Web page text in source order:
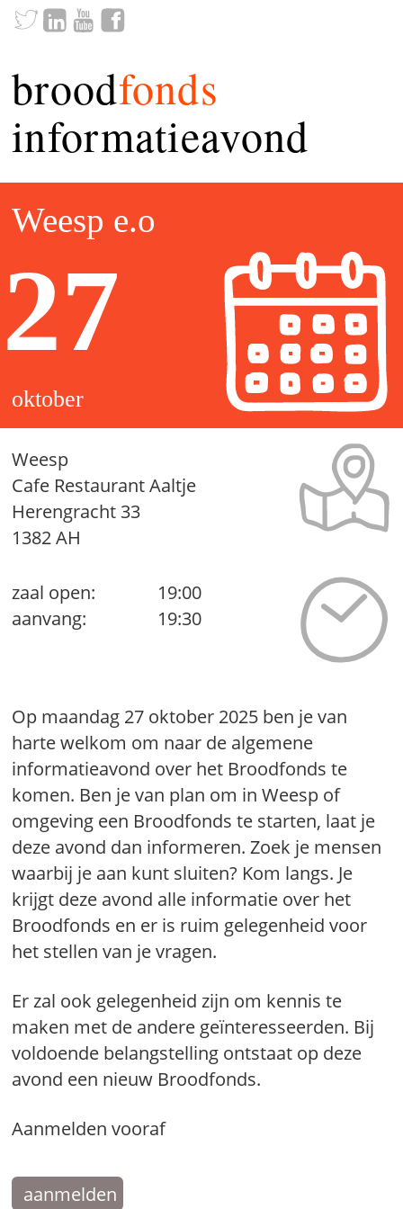
broodfonds
informatieavond
Weesp e.o
27
oktober
Weesp
Cafe Restaurant Aaltje
Herengracht 33
1382 AH
zaal open:
19:00
aanvang:
19:30
Op maandag 27 oktober 2025 ben je van
harte welkom om naar de algemene
informatieavond over het Broodfonds te
komen. Ben je van plan om in Weesp of
omgeving een Broodfonds te starten, laat je
deze avond dan informeren. Zoek je mensen
waarbij je aan kunt sluiten? Kom langs. Je
krijgt deze avond alle informatie over het
Broodfonds en er is ruim gelegenheid voor
het stellen van je vragen.
Er zal ook gelegenheid zijn om kennis te
maken met de andere geïnteresseerden. Bij
voldoende belangstelling ontstaat op deze
avond een nieuw Broodfonds.
Aanmelden vooraf
aanmelden